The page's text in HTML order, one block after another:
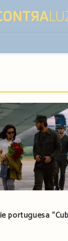
portuguesa